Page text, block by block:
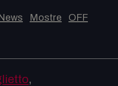
Mostre
OFF
,